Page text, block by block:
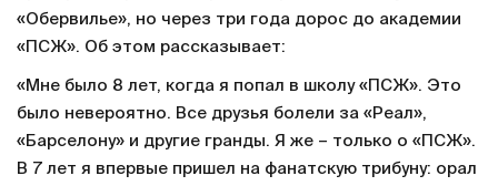
«Обервилье», но через три года дорос до академии
«ПСЖ». Об этом рассказывает:
«Мне было 8 лет, когда я попал в школу «ПСЖ». Это
было невероятно. Все друзья болели за «Реал»,
«Барселону» и другие гранды. Я же – только о «ПСЖ».
В 7 лет я впервые пришел на фанатскую трибуну: орал